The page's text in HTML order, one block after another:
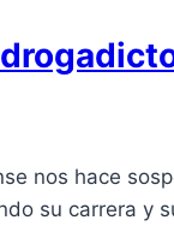
nos hace
su carrera y